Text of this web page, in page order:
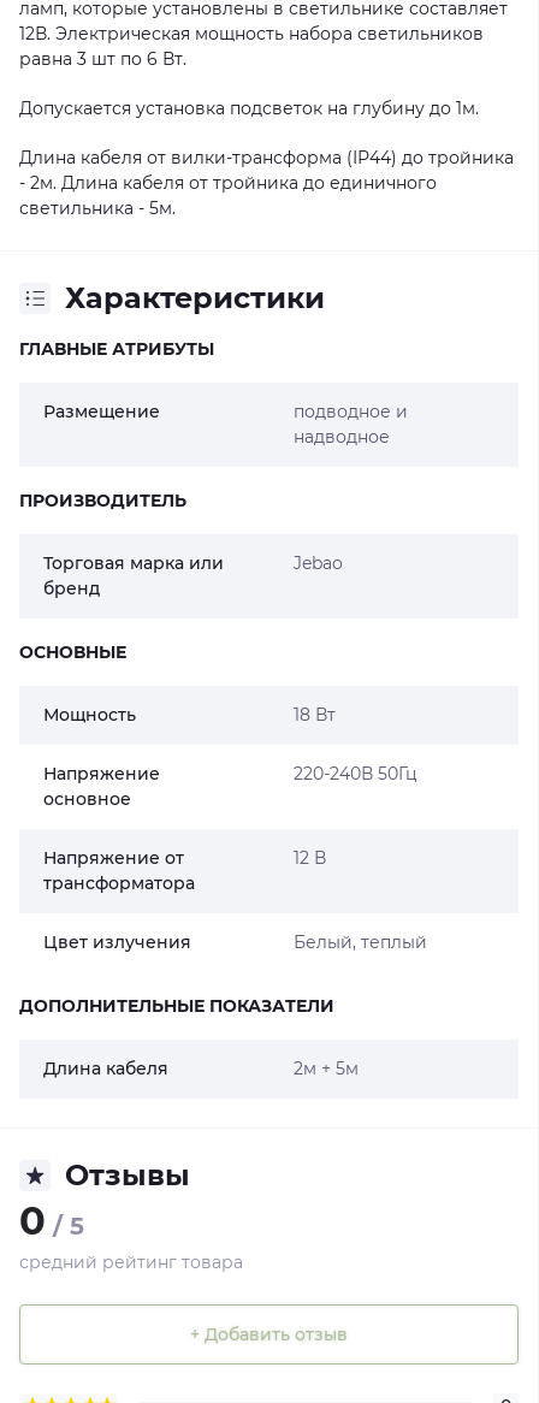
ламп, которые установлены в светильнике составляет
12В. Электрическая мощность набора светильников
равна 3 шт по 6 Вт.
Допускается установка подсветок на глубину до 1м.
Длина кабеля от вилки-трансформа (ІР44) до тройника
- 2м. Длина кабеля от тройника до единичного
светильника - 5м.
Характеристики
ГЛАВНЫЕ АТРИБУТЫ
Размещение
подводное и
надводное
ПРОИЗВОДИТЕЛЬ
Торговая марка или
бренд
Jebao
ОСНОВНЫЕ
Мощность 18 Вт
Напряжение
основное
220-240В 50Гц
Напряжение от
трансформатора
12 В
Цвет излучения Белый, теплый
ДОПОЛНИТЕЛЬНЫЕ ПОКАЗАТЕЛИ
Длина кабеля 2м + 5м
Отзывы
0 / 5
средний рейтинг товара
+ Добавить отзыв